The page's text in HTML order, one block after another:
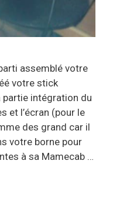
assemblé votre
votre stick
partie intégration du
et l’écran (pour le
des grand car il
votre borne pour
à sa Mamecab …